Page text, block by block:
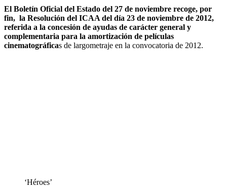
El Boletín Oficial del Estado del 27 de noviembre recoge, por
fin, la Resolución del ICAA del día 23 de noviembre de 2012,
referida a la concesión de ayudas de carácter general y
complementaria para la amortización de películas
cinematográficas de largometraje en la convocatoria de 2012.
‘Héroes’